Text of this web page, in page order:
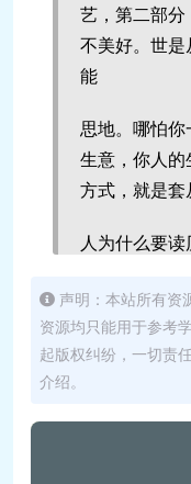
艺，第二部
不美好。世
能
思地。哪怕
生意，你人
方式，就是
人为什么要
史是特别有
来。历史相
CEO,高第三
们不只是时
声明：本站所有资
资源均只能用于参考
起版权纠纷，一切责
介绍。